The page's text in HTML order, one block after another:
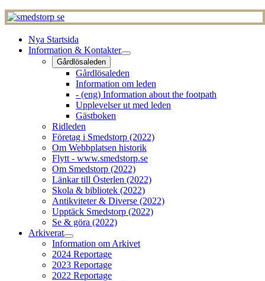
Nya Startsida
Information & Kontakter
Gårdlösaleden
Gårdlösaleden
Information om leden
- (eng) Information about the footpath
Upplevelser ut med leden
Gästboken
Ridleden
Företag i Smedstorp (2022)
Om Webbplatsen historik
Flytt - www.smedstorp.se
Om Smedstorp (2022)
Länkar till Österlen (2022)
Skola & bibliotek (2022)
Antikviteter & Diverse (2022)
Upptäck Smedstorp (2022)
Se & göra (2022)
Arkiverat
Information om Arkivet
2024 Reportage
2023 Reportage
2022 Reportage